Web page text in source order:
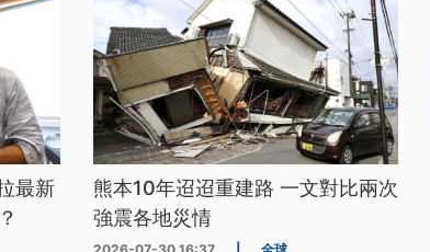
最新
熊本10年迢迢重建路 一文對比兩次
強震各地災情